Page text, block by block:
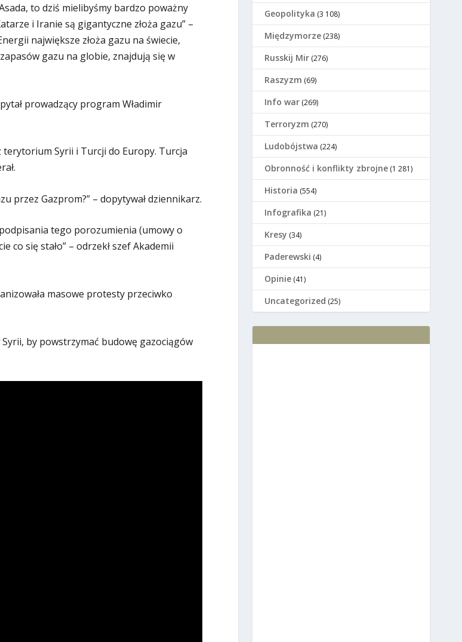
to dziś mielibyśmy bardzo poważny
i Iranie są gigantyczne złoża gazu” –
największe złoża gazu na świecie,
gazu na globie, znajdują się w
prowadzący program Władimir
terytorium Syrii i Turcji do Europy. Turcja
przez Gazprom?” – dopytywał dziennikarz.
tego porozumienia (umowy o
co się stało” – odrzekł szef Akademii
masowe protesty przeciwko
Syrii, by powstrzymać budowę gazociągów
Geopolityka (3 108)
Międzymorze (238)
Russkij Mir (276)
Raszyzm (69)
Info war (269)
Terroryzm (270)
Ludobójstwa (224)
Оbronność i konflikty zbrojne (1 281)
Historia (554)
Infografika (21)
Kresy (34)
Paderewski (4)
Opinie (41)
Uncategorized (25)